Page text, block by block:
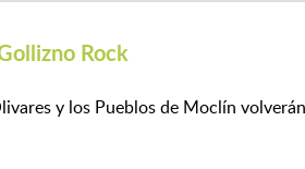
Rock
y los Pueblos de Moclín